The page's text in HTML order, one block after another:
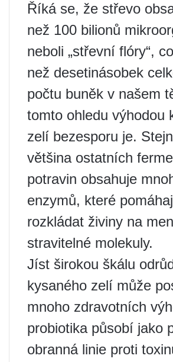
Říká se, že střevo
než 100 bilionů
neboli „střevní flóry“,
než desetinásobek
počtu buněk v našem
tomto ohledu výhodou
zelí bezesporu je.
většina ostatních
potravin obsahuje
enzymů, které
rozkládat živiny na
stravitelné molekuly.
Jíst širokou škálu
kysaného zelí může
mnoho zdravotních
probiotika působí jako
obranná linie proti